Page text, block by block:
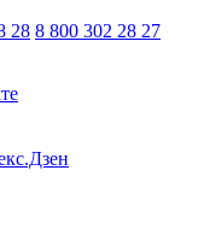
28 8 800 302 28 27